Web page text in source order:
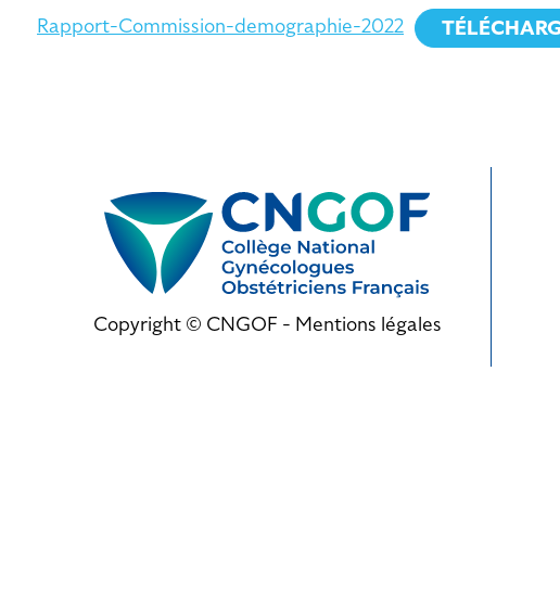
Rapport-Commission-demographie-2022
Copyright © CNGOF - Mentions légales